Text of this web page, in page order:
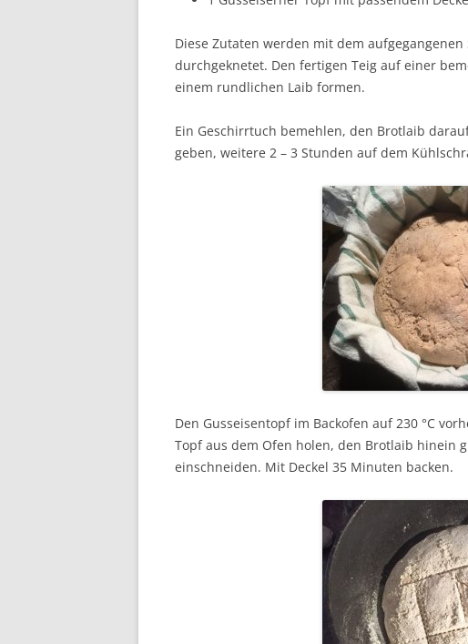
Diese Zutaten werden mit dem
durchgeknetet. Den fertigen Teig auf einer
einem rundlichen Laib formen.
Ein Geschirrtuch bemehlen, den Brotlaib
geben, weitere 2 – 3 Stunden auf dem
Den Gusseisentopf im Backofen auf 230 °C
Topf aus dem Ofen holen, den Brotlaib hinein
einschneiden. Mit Deckel 35 Minuten backen.